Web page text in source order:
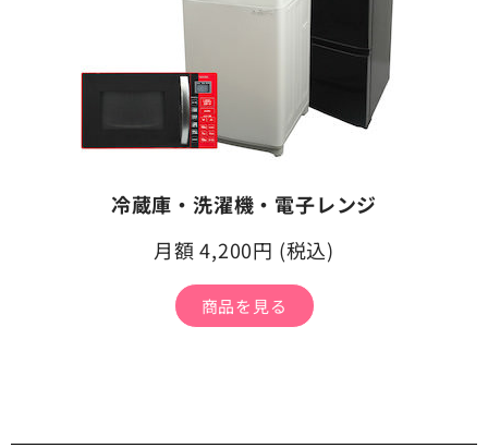
冷蔵庫・洗濯機・電子レンジ
月額 4,200円 (税込)
商品を見る